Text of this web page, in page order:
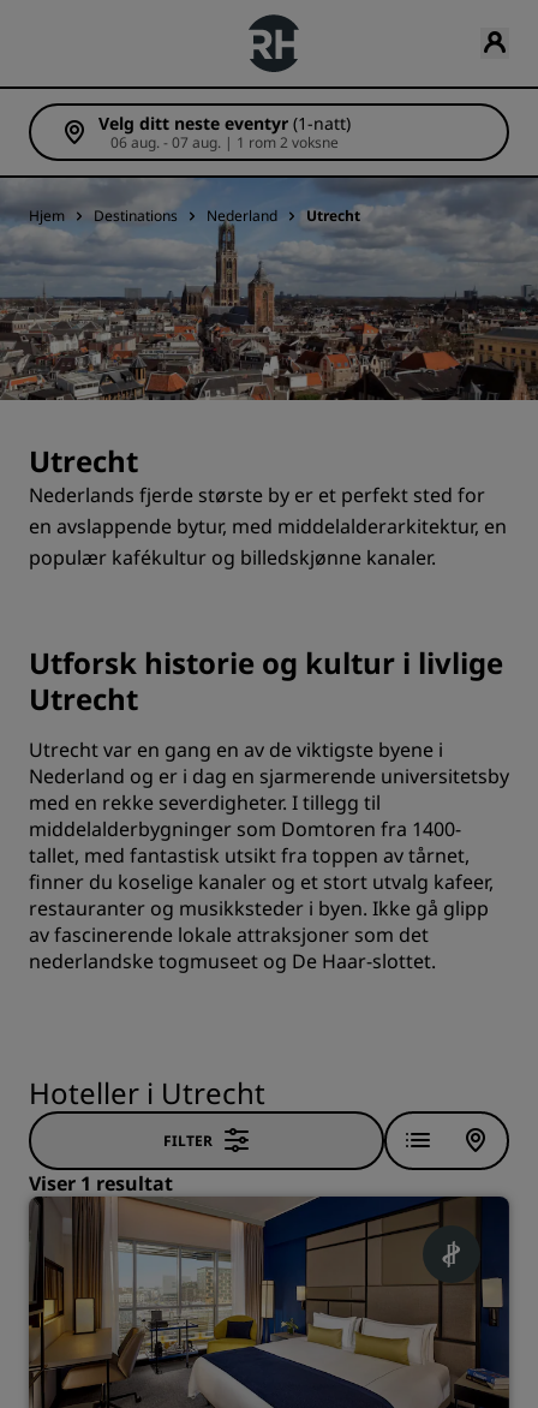
Velg ditt neste eventyr (1-natt)
06 aug. - 07 aug. | 1 rom 2 voksne
Hjem Destinations Nederland Utrecht
Utrecht
Nederlands fjerde største by er et perfekt sted for
en avslappende bytur, med middelalderarkitektur, en
populær kafékultur og billedskjønne kanaler.
Utforsk historie og kultur i livlige
Utrecht
Utrecht var en gang en av de viktigste byene i
Nederland og er i dag en sjarmerende universitetsby
med en rekke severdigheter. I tillegg til
middelalderbygninger som Domtoren fra 1400-
tallet, med fantastisk utsikt fra toppen av tårnet,
finner du koselige kanaler og et stort utvalg kafeer,
restauranter og musikksteder i byen. Ikke gå glipp
av fascinerende lokale attraksjoner som det
nederlandske togmuseet og De Haar-slottet.
Hoteller i Utrecht
FILTER
Viser 1 resultat